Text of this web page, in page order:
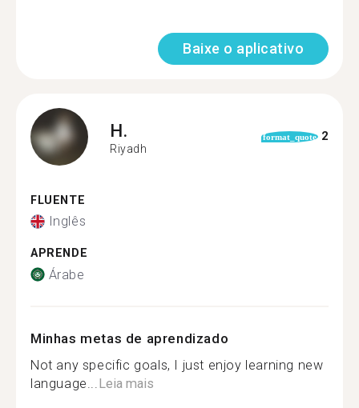
Baixe o aplicativo
H.
Riyadh
format_quote 2
FLUENTE
Inglês
APRENDE
Árabe
Minhas metas de aprendizado
Not any specific goals, I just enjoy learning new
language... Leia mais